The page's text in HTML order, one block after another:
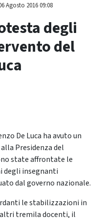
Agosto 2016 09:08
degli
del
De Luca ha avuto un
Presidenza del
state affrontate le
degli insegnanti
dal governo nazionale.
le stabilizzazioni in
tremila docenti, il